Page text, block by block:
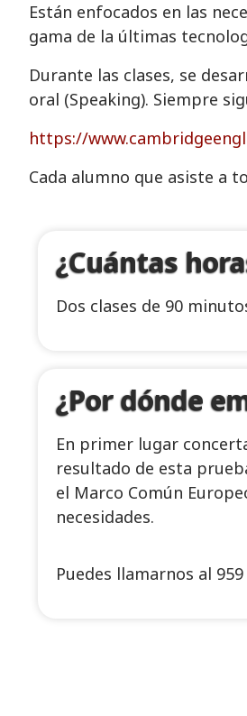
Están enfocados en las
gama de la últimas
Durante las clases, se
oral (Speaking). Siempre
https://
Cada alumno que asiste a
¿Cuántas
Dos clases de 90
¿Por dónde
En primer lugar
resultado de esta
el Marco Común
necesidades.
Puedes llamarnos al